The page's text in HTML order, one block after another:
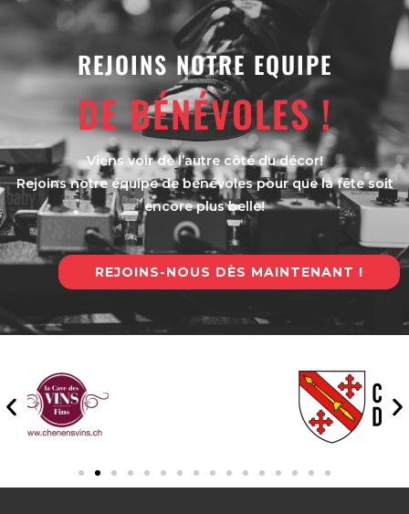
REJOINS NOTRE EQUIPE
DE BÉNÉVOLES !
Viens voir de l’autre côté du décor!
Rejoins notre équipe de bénévoles pour que la fête soit
encore plus belle!
REJOINS-NOUS DÈS MAINTENANT !